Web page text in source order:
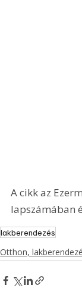
A cikk az
lapszámában
lakberendezés
Otthon,